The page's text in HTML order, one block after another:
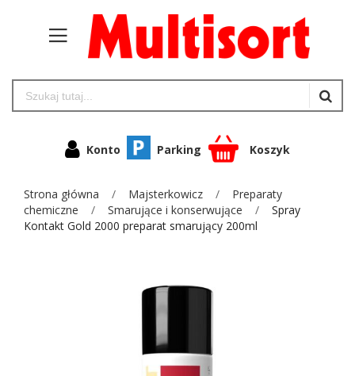
Konto Parking Koszyk
Strona główna Majsterkowicz
Preparaty
chemiczne
Smarujące i konserwujące
Spray
Kontakt Gold 2000 preparat smarujący 200ml